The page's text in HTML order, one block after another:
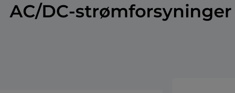
AC/DC-strømforsyninger